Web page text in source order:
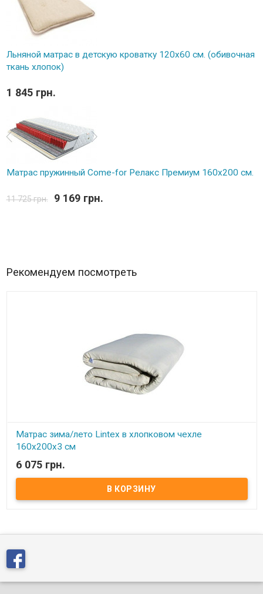
Льняной матрас в детскую кроватку 120х60 см. (обивочная
ткань хлопок)
1 845 грн.
Матрас пружинный Come-for Релакс Премиум 160х200 см.
11 725 грн. 9 169 грн.
Рекомендуем посмотреть
Матрас зима/лето Lintex в хлопковом чехле
160х200х3 см
В наличии
Матрас зима/лето Lintex в хлопковом чехле 160х200х3 см ​Размер:
160х200 см Высота: 3 см. Наполнитель:100% лен + хлопковый
войлок. Обивка: хлопковая ткань не содержащая красок и
температуру спального места на 3-4 градуса. А это добавит
так же обладает антисептическими свойствами,
препятствующими распространению бактерий, что так же
благотворно влияет на кожу. Производитель: Lintex (Украина).
6 075 грн.